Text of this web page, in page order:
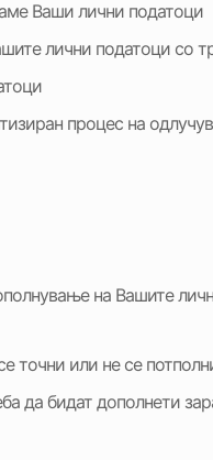
Ваши лични податоци
лични податоци со
процес на
на Вашите
точни или не се
да бидат дополнети